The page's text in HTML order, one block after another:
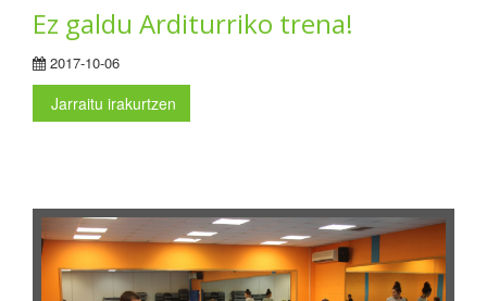
Ez galdu Arditurriko trena!
2017-10-06
Jarraitu irakurtzen